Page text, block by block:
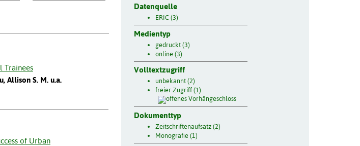
Trainees
Allison S. M. u.a.
of Urban
Datenquelle
ERIC (3)
Medientyp
gedruckt (3)
online (3)
Volltextzugriff
unbekannt (2)
freier Zugriff (1)
Dokumenttyp
Zeitschriftenaufsatz (2)
Monografie (1)